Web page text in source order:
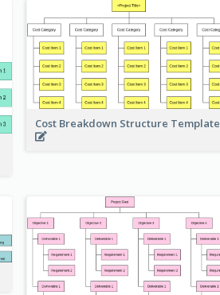
Cost Breakdown Structure Template